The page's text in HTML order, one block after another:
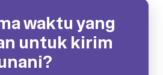
waktu yang
untuk kirim